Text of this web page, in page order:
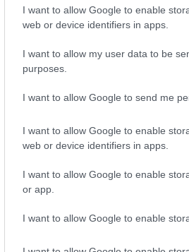
I want to allow Google to enable
web or device identifiers in apps.
I want to allow my user data to be
purposes.
I want to allow Google to send me
I want to allow Google to enable
web or device identifiers in apps.
I want to allow Google to enable
or app.
I want to allow Google to enable